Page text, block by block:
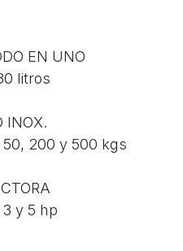
EN UNO
litros
INOX.
200 y 500 kgs
y 5 hp